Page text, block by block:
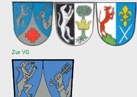
Zur VG